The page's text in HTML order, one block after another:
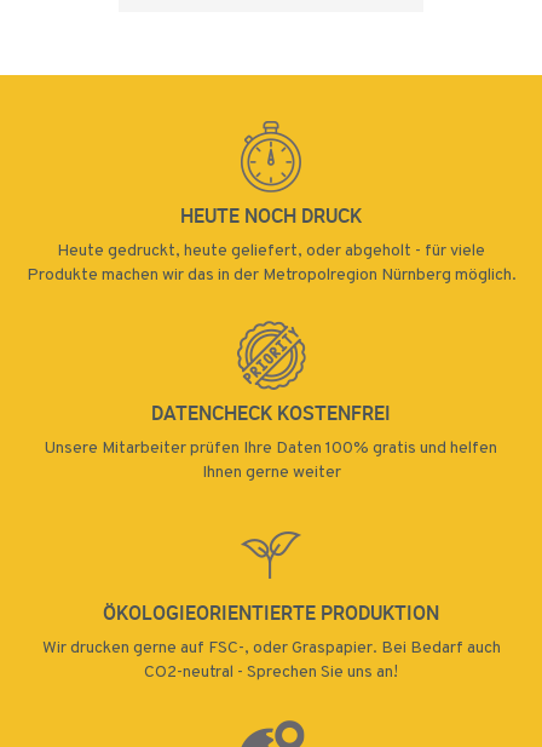
HEUTE NOCH DRUCK
Heute gedruckt, heute geliefert, oder abgeholt - für viele
Produkte machen wir das in der Metropolregion Nürnberg möglich.
DATENCHECK KOSTENFREI
Unsere Mitarbeiter prüfen Ihre Daten 100% gratis und helfen
Ihnen gerne weiter
ÖKOLOGIEORIENTIERTE PRODUKTION
Wir drucken gerne auf FSC-, oder Graspapier. Bei Bedarf auch
CO2-neutral - Sprechen Sie uns an!